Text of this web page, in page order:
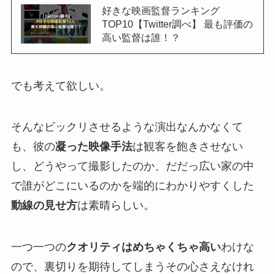
好きな映画監督ランキング
TOP10【Twitter調べ】 最も評価の
高い監督は誰！？
でも考えて欲しい。
そんなビックリさせるような演出なんかなくて
も、彼の凝った映像手法は観客を飽きさせない
し、どうやって撮影したのか、だだっ広い家の中
で誰がどこにいるのかを端的にわかりやすくした
動線の見せ方は素晴らしい。
一つ一つのクオリティはめちゃくちゃ高いわけな
ので、裏切りを期待してしまうその心さえなけれ